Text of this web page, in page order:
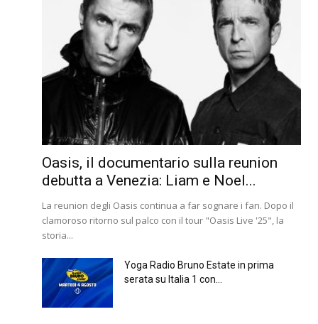
Oasis, il documentario sulla reunion
debutta a Venezia: Liam e Noel...
La reunion degli Oasis continua a far sognare i fan. Dopo il
clamoroso ritorno sul palco con il tour "Oasis Live '25", la
storia...
Yoga Radio Bruno Estate in prima
serata su Italia 1 con...